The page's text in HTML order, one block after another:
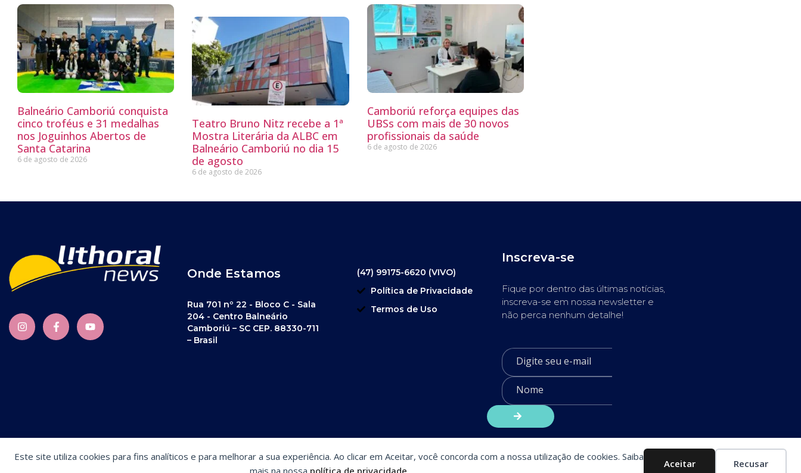
Este site utiliza cookies para fins analíticos e para melhorar a sua experiência. Ao clicar em Aceitar, você concorda com a nossa utilização de cookies. Saiba
mais na nossa política de privacidade
Aceitar Recusar
Preferências de cookies
Balneário Camboriú conquista
cinco troféus e 31 medalhas
nos Joguinhos Abertos de
Santa Catarina
6 de agosto de 2026
Teatro Bruno Nitz recebe a 1ª
Mostra Literária da ALBC em
Balneário Camboriú no dia 15
de agosto
6 de agosto de 2026
Camboriú reforça equipes das
UBSs com mais de 30 novos
profissionais da saúde
6 de agosto de 2026
Onde Estamos
Rua 701 nº 22 - Bloco C - Sala
204 - Centro Balneário
Camboriú – SC CEP. 88330-711
– Brasil
(47) 99175-6620 (VIVO)
Política de Privacidade
Termos de Uso
Inscreva-se
Fique por dentro das últimas notícias,
inscreva-se em nossa newsletter e
não perca nenhum detalhe!